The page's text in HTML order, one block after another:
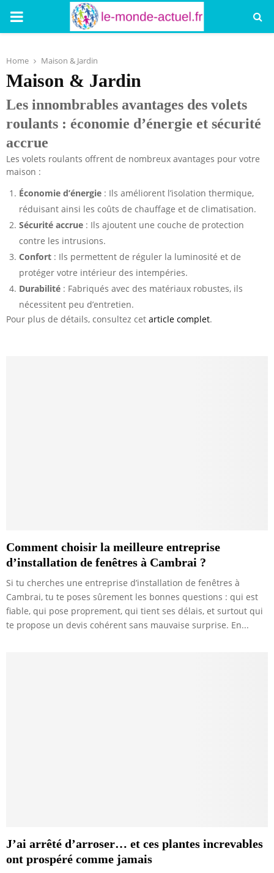
PRIMARY
Home Maison & Jardin
Maison & Jardin
Les innombrables avantages des volets
roulants : économie d’énergie et sécurité
accrue
Les volets roulants offrent de nombreux avantages pour votre
maison :
Économie d’énergie : Ils améliorent l’isolation thermique,
réduisant ainsi les coûts de chauffage et de climatisation.
Sécurité accrue : Ils ajoutent une couche de protection
contre les intrusions.
Confort : Ils permettent de réguler la luminosité et de
protéger votre intérieur des intempéries.
Durabilité : Fabriqués avec des matériaux robustes, ils
nécessitent peu d’entretien.
Pour plus de détails, consultez cet article complet.
Comment choisir la meilleure entreprise
d’installation de fenêtres à Cambrai ?
Si tu cherches une entreprise d’installation de fenêtres à
Cambrai, tu te poses sûrement les bonnes questions : qui est
fiable, qui pose proprement, qui tient ses délais, et surtout qui
te propose un devis cohérent sans mauvaise surprise. En...
J’ai arrêté d’arroser… et ces plantes increvables
ont prospéré comme jamais